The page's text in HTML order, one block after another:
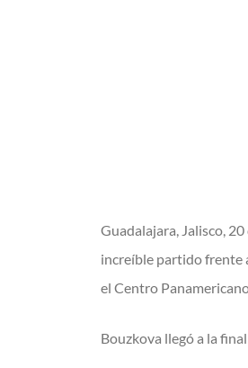
Guadalajara, Jalisco,
increíble partido frente
el Centro
Bouzkova llegó a la